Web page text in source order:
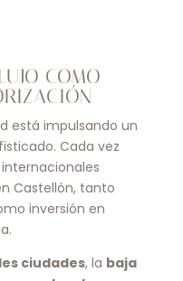
COMO
está impulsando un
Cada vez
Castellón, tanto
inversión en
ciudades, la baja